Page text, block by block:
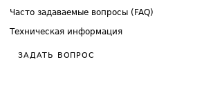
Часто задаваемые вопросы (FAQ)
Техническая информация
ЗАДАТЬ ВОПРОС